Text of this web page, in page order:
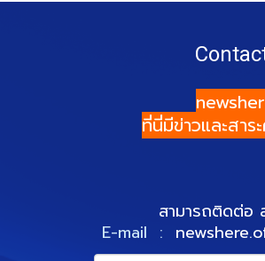
ที่นี่มีข่าวและสาร
สามารถติดต่อ
E-mail :